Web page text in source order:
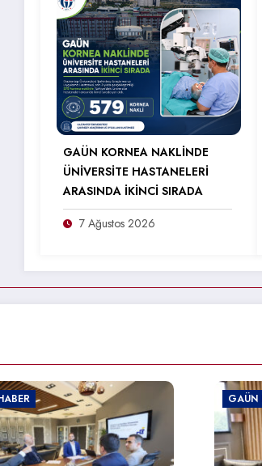
GAÜN KORNEA NAKLİNDE
ÜNİVERSİTE HASTANELERİ
ARASINDA İKİNCİ SIRADA
7 Ağustos 2026
GAÜN HABER